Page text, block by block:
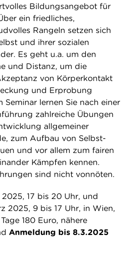
Bildungsangebot für
ein friedliches,
Rangeln setzen sich
und ihrer sozialen
Es geht u.a. um den
und Distanz, um die
von Körperkontakt
und Erprobung
Seminar lernen Sie nach einer
zahlreiche Übungen
allgemeiner
zum Aufbau von Selbst-
und vor allem zum fairen
Kämpfen kennen.
sind nicht vonnöten.
17 bis 20 Uhr, und
2025, 9 bis 17 Uhr, in Wien,
180 Euro, nähere
Anmeldung bis 8.3.2025